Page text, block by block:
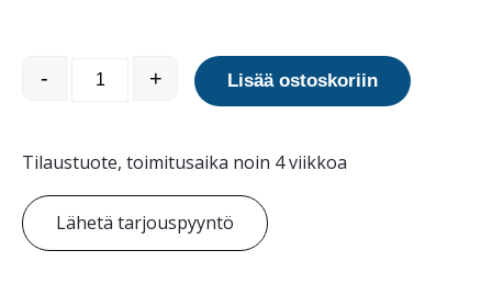
Eterna kierrätyspenkki ilman selkänojaa määrä
- + Lisää ostoskoriin
Tilaustuote, toimitusaika noin 4 viikkoa
Lähetä tarjouspyyntö